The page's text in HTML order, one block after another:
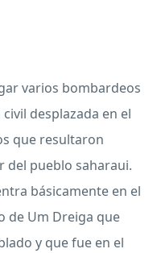
varios bombardeos
desplazada en el
que resultaron
del pueblo saharaui.
básicamente en el
de Um Dreiga que
y que fue en el